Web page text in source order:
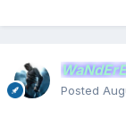
Posted